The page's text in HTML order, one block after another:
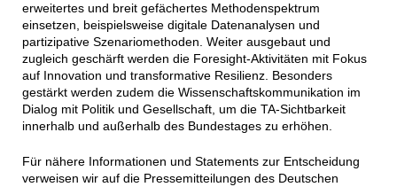
erweitertes und breit gefächertes Methodenspektrum
einsetzen, beispielsweise digitale Datenanalysen und
partizipative Szenariomethoden. Weiter ausgebaut und
zugleich geschärft werden die Foresight-Aktivitäten mit Fokus
auf Innovation und transformative Resilienz. Besonders
gestärkt werden zudem die Wissenschaftskommunikation im
Dialog mit Politik und Gesellschaft, um die TA-Sichtbarkeit
innerhalb und außerhalb des Bundestages zu erhöhen.
Für nähere Informationen und Statements zur Entscheidung
verweisen wir auf die Pressemitteilungen des Deutschen